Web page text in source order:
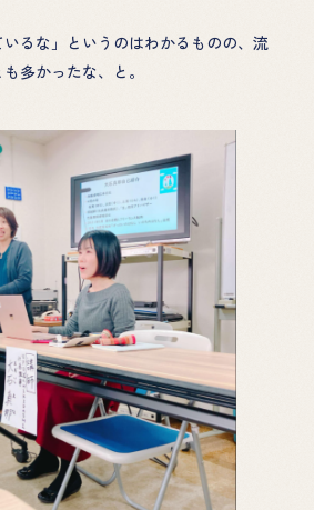
いるな」というのはわかるものの、流
多かったな、と。